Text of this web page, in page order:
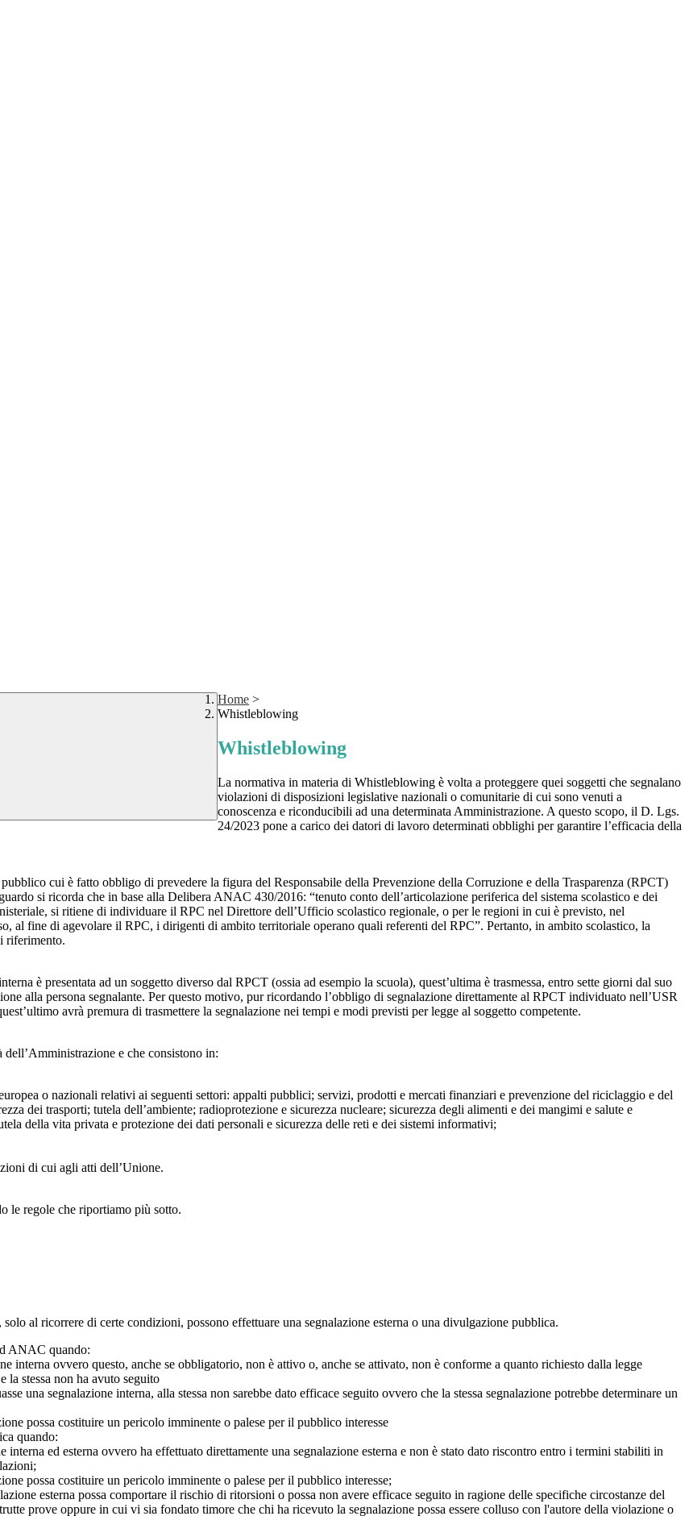
Home >
Whistleblowing
Whistleblowing
La normativa in materia di Whistleblowing è volta a proteggere quei soggetti che segnalano
violazioni di disposizioni legislative nazionali o comunitarie di cui sono venuti a
conoscenza e riconducibili ad una determinata Amministrazione. A questo scopo, il D. Lgs.
24/2023 pone a carico dei datori di lavoro determinati obblighi per garantire l’efficacia della
cui è fatto obbligo di prevedere la figura del Responsabile della Prevenzione della Corruzione e della Trasparenza (RPCT)
si ricorda che in base alla Delibera ANAC 430/2016: “tenuto conto dell’articolazione periferica del sistema scolastico e dei
si ritiene di individuare il RPC nel Direttore dell’Ufficio scolastico regionale, o per le regioni in cui è previsto, nel
al fine di agevolare il RPC, i dirigenti di ambito territoriale operano quali referenti del RPC”. Pertanto, in ambito scolastico, la
riferimento.
è presentata ad un soggetto diverso dal RPCT (ossia ad esempio la scuola), quest’ultima è trasmessa, entro sette giorni dal suo
alla persona segnalante. Per questo motivo, pur ricordando l’obbligo di segnalazione direttamente al RPCT individuato nell’USR
avrà premura di trasmettere la segnalazione nei tempi e modi previsti per legge al soggetto competente.
e che consistono in:
o nazionali relativi ai seguenti settori: appalti pubblici; servizi, prodotti e mercati finanziari e prevenzione del riciclaggio e del
dei trasporti; tutela dell’ambiente; radioprotezione e sicurezza nucleare; sicurezza degli alimenti e dei mangimi e salute e
della vita privata e protezione dei dati personali e sicurezza delle reti e dei sistemi informativi;
di cui agli atti dell’Unione.
le regole che riportiamo più sotto.
al ricorrere di certe condizioni, possono effettuare una segnalazione esterna o una divulgazione pubblica.
ANAC quando:
interna ovvero questo, anche se obbligatorio, non è attivo o, anche se attivato, non è conforme a quanto richiesto dalla legge
la stessa non ha avuto seguito
una segnalazione interna, alla stessa non sarebbe dato efficace seguito ovvero che la stessa segnalazione potrebbe determinare un
possa costituire un pericolo imminente o palese per il pubblico interesse
quando:
interna ed esterna ovvero ha effettuato direttamente una segnalazione esterna e non è stato dato riscontro entro i termini stabiliti in
possa costituire un pericolo imminente o palese per il pubblico interesse;
esterna possa comportare il rischio di ritorsioni o possa non avere efficace seguito in ragione delle specifiche circostanze del
prove oppure in cui vi sia fondato timore che chi ha ricevuto la segnalazione possa essere colluso con l'autore della violazione o